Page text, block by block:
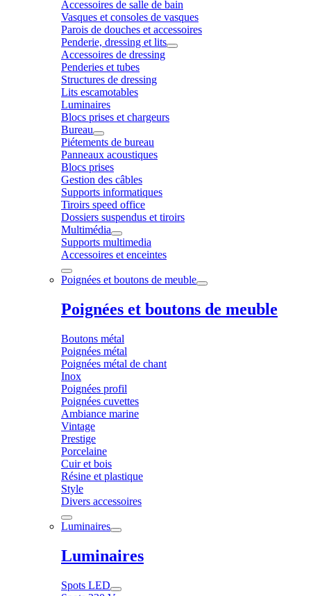
Accessoires de salle de bain
Vasques et consoles de vasques
Parois de douches et accessoires
Penderie, dressing et lits
Accessoires de dressing
Penderies et tubes
Structures de dressing
Lits escamotables
Luminaires
Blocs prises et chargeurs
Bureau
Piétements de bureau
Panneaux acoustiques
Blocs prises
Gestion des câbles
Supports informatiques
Tiroirs speed office
Dossiers suspendus et tiroirs
Multimédia
Supports multimedia
Accessoires et enceintes
Poignées et boutons de meuble
Poignées et boutons de meuble
Boutons métal
Poignées métal
Poignées métal de chant
Inox
Poignées profil
Poignées cuvettes
Ambiance marine
Vintage
Prestige
Porcelaine
Cuir et bois
Résine et plastique
Style
Divers accessoires
Luminaires
Luminaires
Spots LED